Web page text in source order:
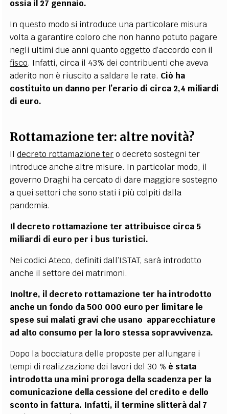
ossia il 27 gennaio.
In questo modo si introduce una particolare misura
volta a garantire coloro che non hanno potuto pagare
negli ultimi due anni quanto oggetto d’accordo con il
fisco. Infatti, circa il 43% dei contribuenti che aveva
aderito non è riuscito a saldare le rate. Ciò ha
costituito un danno per l’erario di circa 2,4 miliardi
di euro.
Rottamazione ter: altre novità?
Ildecreto rottamazione tero decreto sostegni ter
introduce anche altre misure. In particolar modo, il
governo Draghi ha cercato di dare maggiore sostegno
a quei settori che sono stati i più colpiti dalla
pandemia.
Il decreto rottamazione ter attribuisce circa 5
miliardi di euro per i bus turistici.
Nei codici Ateco, definiti dall’ISTAT, sarà introdotto
anche il settore dei matrimoni.
Inoltre, il decreto rottamazione ter ha introdotto
anche un fondo da 500 000 euro per limitare le
spese sui malati gravi che usano apparecchiature
ad alto consumo per la loro stessa sopravvivenza.
Dopo la bocciatura delle proposte per allungare i
tempi di realizzazione dei lavori del 30 % è stata
introdotta una mini proroga della scadenza per la
comunicazione della cessione del credito e dello
sconto in fattura. Infatti, il termine slitterà dal 7